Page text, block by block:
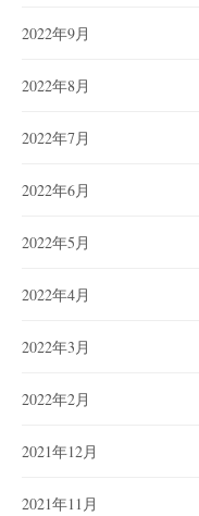
2022年9月
2022年8月
2022年7月
2022年6月
2022年5月
2022年4月
2022年3月
2022年2月
2021年12月
2021年11月